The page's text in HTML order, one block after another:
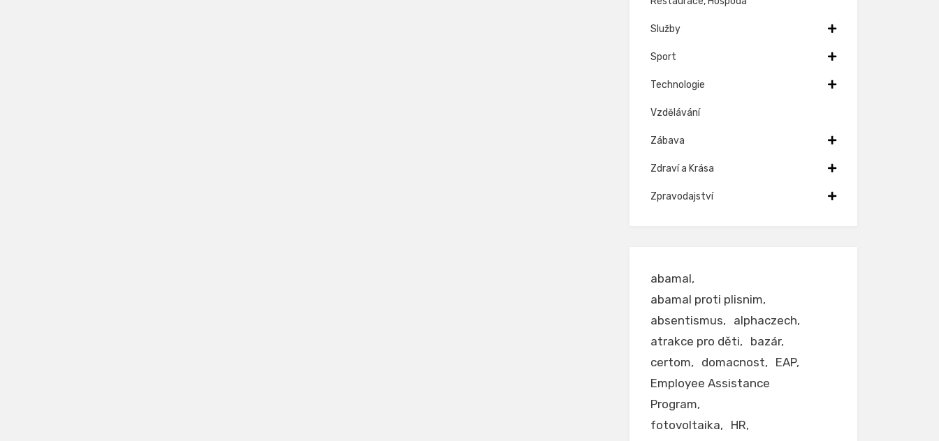
Služby
Sport
Technologie
Vzdělávání
Zábava
Zdraví a Krása
Zpravodajství
abamal
abamal proti plisnim
absentismus
alphaczech
atrakce pro děti
bazár
certom
domacnost
EAP
Employee Assistance
Program
fotovoltaika
HR